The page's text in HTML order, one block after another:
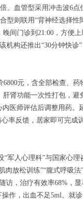
。血管型采用冲击波6
型则联用“背神经选择性
间门诊到21:00，方便
机构还推出“30分钟快诊
元，含全部检查、
肾功能一次性打包，避
医师评估后调整用药。
率反馈，居家即可完成
军人心理科”与国家心
放松训练”“腹式呼吸
访，治疗有效率68%，
作，出血不足5ml。就